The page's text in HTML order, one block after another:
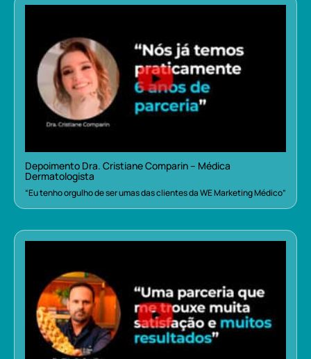
Depoimento Dra. Cristiane Comparin – Médica
Dermatologista
“Eu tenho orgulho de ser umas das clientes da WE Marketing Médico”